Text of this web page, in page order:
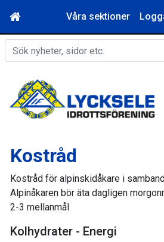
Våra sektioner
Kostråd
Kostråd för alpinskidåkare i
Alpinåkaren bör äta dagligen
2-3 mellanmål
Kolhydrater - Energi